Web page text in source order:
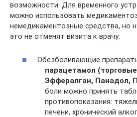
возможности. Для временного
можно использовать
немедикаментозные средства, но
это не отменят визита к врачу:
Обезболивающие
парацетамол
Эффералган, Панадол,
боли можно принять
противопоказания:
печени, хронический